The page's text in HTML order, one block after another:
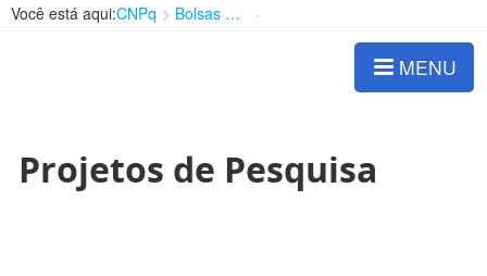
Você está aqui:CNPq Bolsas e Auxílios Vigentes
MENU
Projetos de Pesquisa